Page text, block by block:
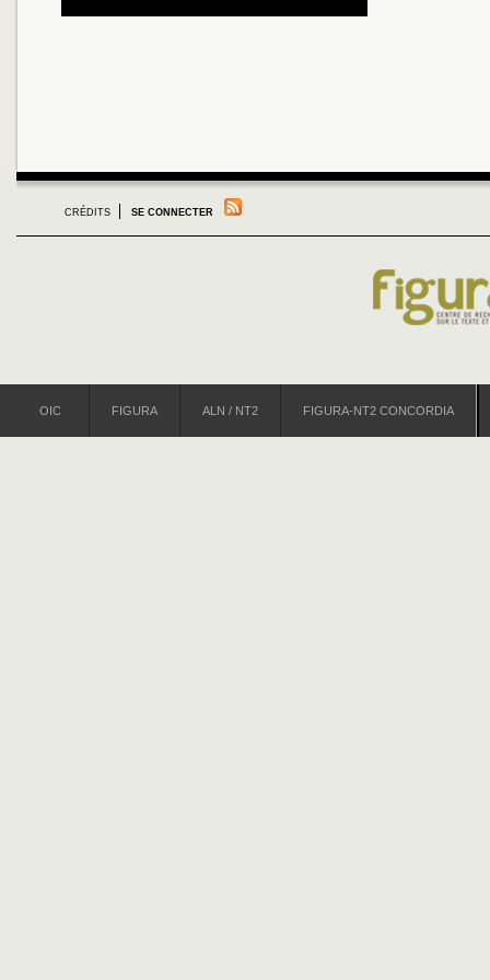
CRÉDITS SE CONNECTER
OIC FIGURA ALN / NT2 FIGURA-NT2 CONCORDIA